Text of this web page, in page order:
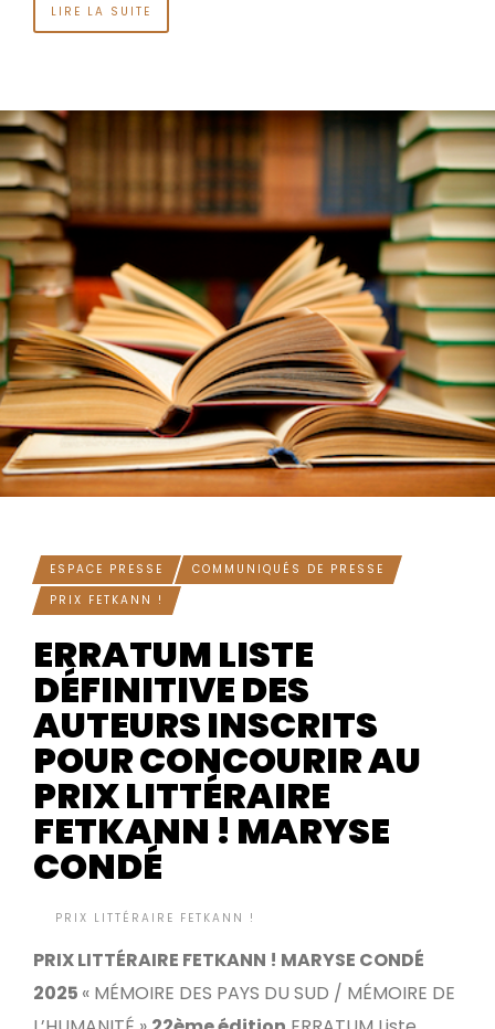
LIRE LA SUITE
ESPACE PRESSE
COMMUNIQUÉS DE PRESSE
PRIX FETKANN !
ERRATUM LISTE
DÉFINITIVE DES
AUTEURS INSCRITS
POUR CONCOURIR AU
PRIX LITTÉRAIRE
FETKANN ! MARYSE
CONDÉ
PRIX LITTÉRAIRE FETKANN !
PRIX LITTÉRAIRE FETKANN ! MARYSE CONDÉ
2025 « MÉMOIRE DES PAYS DU SUD / MÉMOIRE DE